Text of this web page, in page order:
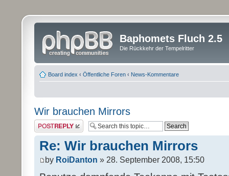
Baphomets Fluch 2.5
Die Rückkehr der Tempelritter
Board index ‹ Öffentliche Foren ‹ News-Kommentare
Wir brauchen Mirrors
Post a reply
Re: Wir brauchen Mirrors
by RoiDanton » 28. September 2008, 15:50